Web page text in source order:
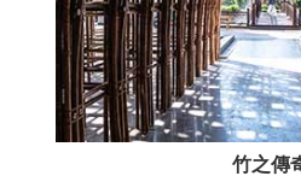
竹之傳